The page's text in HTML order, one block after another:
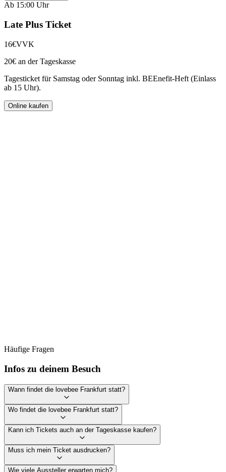
Ab 15:00 Uhr
Late Plus Ticket
16€VVK
20€ an der Tageskasse
Tagesticket für Samstag oder Sonntag inkl. BEEnefit-Heft (Einlass
ab 15 Uhr).
Online kaufen
Häufige Fragen
Infos zu deinem Besuch
Wann findet die lovebee Frankfurt statt?
Wo findet die lovebee Frankfurt statt?
Kann ich Tickets auch an der Tageskasse kaufen?
Muss ich mein Ticket ausdrucken?
Wie viele Aussteller erwarten mich?